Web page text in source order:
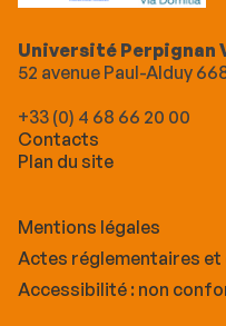
Université Perpignan
52 avenue Paul-Alduy
+33 (0) 4 68 66 20 00
Contacts
Plan du site
Mentions légales
Actes réglementaires
Accessibilité : non